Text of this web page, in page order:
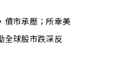
債市承壓；所幸美
全球股市跌深反